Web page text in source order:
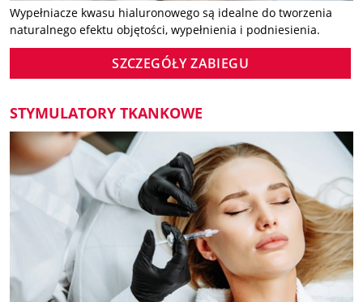
Wypełniacze kwasu hialuronowego są idealne do tworzenia
naturalnego efektu objętości, wypełnienia i podniesienia.
SZCZEGÓŁY ZABIEGU
STYMULATORY TKANKOWE